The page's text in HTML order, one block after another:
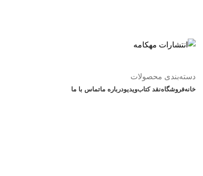
دسته‌بندی محصولات
خانهفروشگاهنقد کتابویدیودرباره‌ ماتماس با ما